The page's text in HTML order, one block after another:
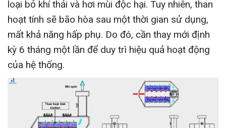
loại bỏ khí thải và hơi mùi độc hại. Tuy nhiên, than
hoạt tính sẽ bão hòa sau một thời gian sử dụng,
mất khả năng hấp phụ. Do đó, cần thay mới định
kỳ 6 tháng một lần để duy trì hiệu quả hoạt động
của hệ thống.